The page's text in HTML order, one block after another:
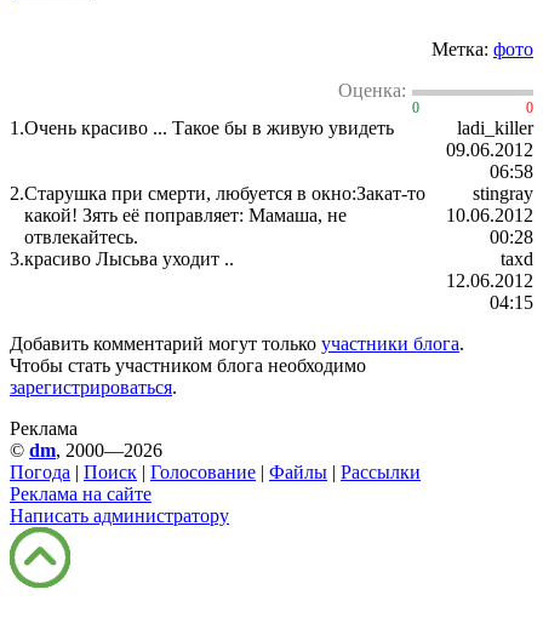
Метка: фото
Оценка:
0 0
1.Очень красиво ... Такое бы в живую увидеть
ladi_killer
09.06.2012
06:58
2.Старушка при смерти, любуется в окно:Закат-то
какой! Зять её поправляет: Мамаша, не
отвлекайтесь.
stingray
10.06.2012
00:28
3.красиво Лысьва уходит ..
taxd
12.06.2012
04:15
Добавить комментарий могут только участники блога.
Чтобы стать участником блога необходимо
зарегистрироваться.
Реклама
© dm, 2000—2026
Погода | Поиск | Голосование | Файлы | Рассылки
Реклама на сайте
Написать администратору